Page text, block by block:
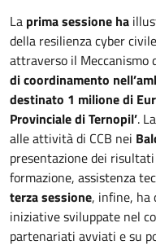
La prima sessione ha
della resilienza cyber
attraverso il Meccanismo
di coordinamento
destinato 1 milione di
Provinciale di Ternopil’. La
alle attività di CCB nei
presentazione dei
formazione, assistenza
terza sessione, infine, ha
iniziative sviluppate nel
partenariati avviati e su